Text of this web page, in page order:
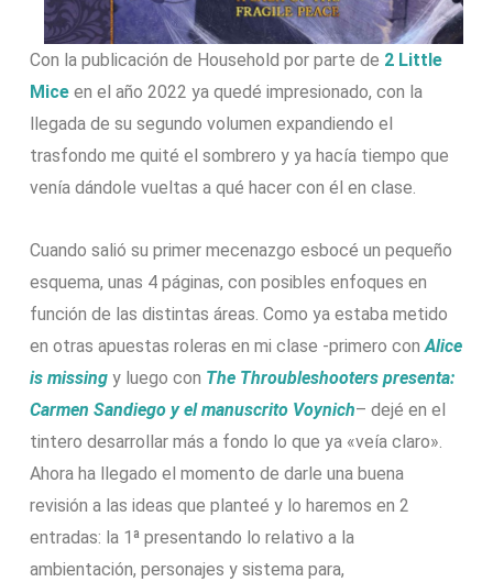
Con la publicación de Household por parte de 2 Little
Mice en el año 2022 ya quedé impresionado, con la
llegada de su segundo volumen expandiendo el
trasfondo me quité el sombrero y ya hacía tiempo que
venía dándole vueltas a qué hacer con él en clase.
Cuando salió su primer mecenazgo esbocé un pequeño
esquema, unas 4 páginas, con posibles enfoques en
función de las distintas áreas. Como ya estaba metido
en otras apuestas roleras en mi clase -primero con Alice
is missing y luego con The Throubleshooters presenta:
Carmen Sandiego y el manuscrito Voynich– dejé en el
tintero desarrollar más a fondo lo que ya «veía claro».
Ahora ha llegado el momento de darle una buena
revisión a las ideas que planteé y lo haremos en 2
entradas: la 1ª presentando lo relativo a la
ambientación, personajes y sistema para,